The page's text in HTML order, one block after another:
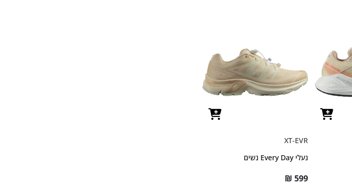
XT-EVR
נעלי Every Day נשים
₪ 599